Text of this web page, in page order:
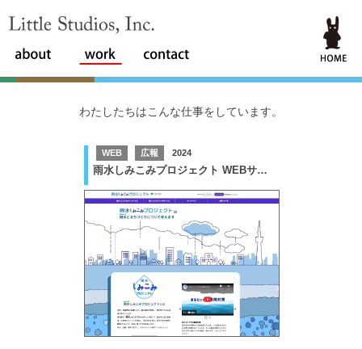
Little Studios, Inc.
わたしたちはこんな仕事をしています。
WEB 広報 2024
雨水しみこみプロジェクト WEBサイト